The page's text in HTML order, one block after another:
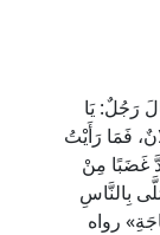
رَجُلٌ: يَا
فَمَا رَأَيْتُ
غَضَبًا مِنْ
بِالنَّاسِ
رواه